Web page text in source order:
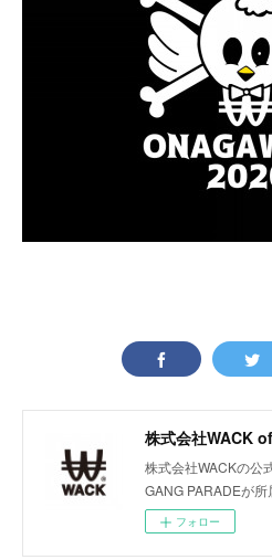
株式会社WACK
株式会社WACKの
GANG PARADEが
フォロー